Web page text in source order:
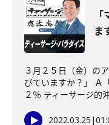
ま
３月２５日（金）の
びていますか？」 Ａ
２％ ティーサージ的
2022.03.25 |